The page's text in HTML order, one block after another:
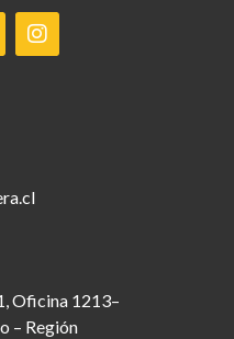
Oficina 1213–
– Región